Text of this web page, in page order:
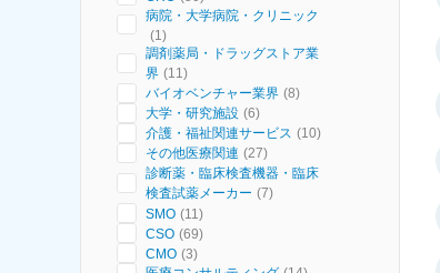
病院・大学病院・クリニック
(1)
調剤薬局・ドラッグストア業
界 (11)
バイオベンチャー業界 (8)
大学・研究施設 (6)
介護・福祉関連サービス (10)
その他医療関連 (27)
診断薬・臨床検査機器・臨床
検査試薬メーカー (7)
SMO (11)
CSO (69)
CMO (3)